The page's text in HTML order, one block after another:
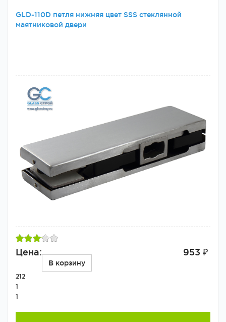
GLD-110D петля нижняя цвет SSS стеклянной
маятниковой двери
Цена: 953 ₽
В корзину
212
1
1